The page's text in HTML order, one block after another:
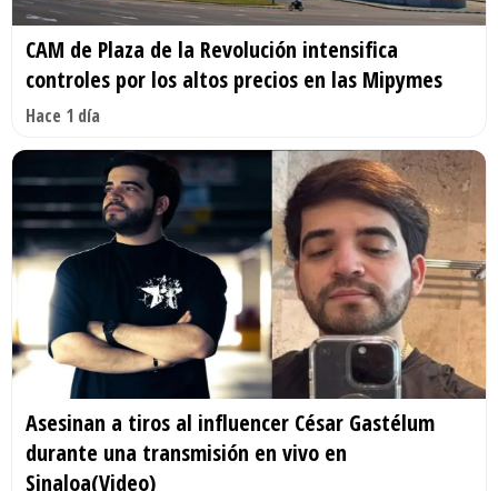
CAM de Plaza de la Revolución intensifica
controles por los altos precios en las Mipymes
Hace 1 día
Asesinan a tiros al influencer César Gastélum
durante una transmisión en vivo en
Sinaloa(Video)